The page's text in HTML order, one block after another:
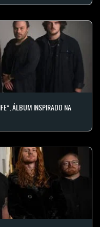
ÁLBUM INSPIRADO NA